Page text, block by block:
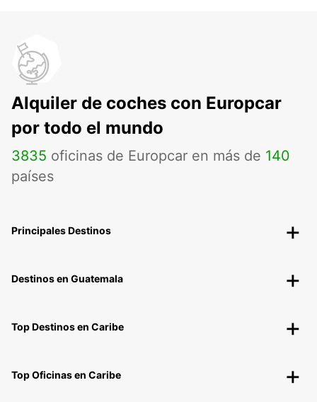
Alquiler de coches con Europcar
por todo el mundo
3835 oficinas de Europcar en más de 140
países
Principales Destinos
Destinos en Guatemala
Top Destinos en Caribe
Top Oficinas en Caribe